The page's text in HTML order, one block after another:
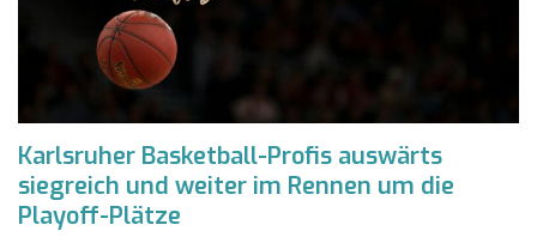
Karlsruher Basketball-Profis auswärts
siegreich und weiter im Rennen um die
Playoff-Plätze